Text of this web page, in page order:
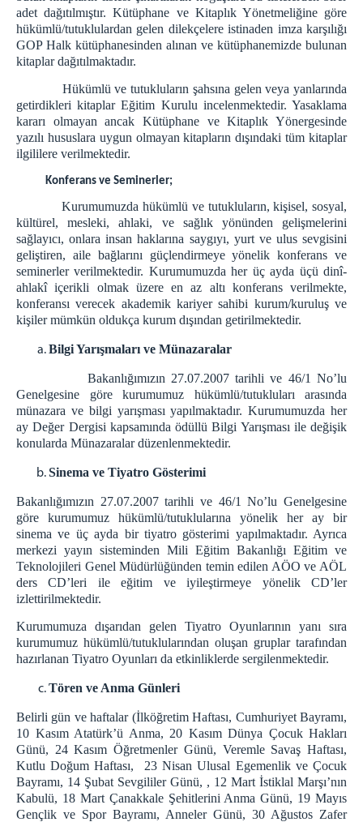
adet dağıtılmıştır. Kütüphane ve Kitaplık Yönetmeliğine göre
hükümlü/tutuklulardan gelen dilekçelere istinaden imza karşılığı
GOP Halk kütüphanesinden alınan ve kütüphanemizde bulunan
kitaplar dağıtılmaktadır.
Hükümlü ve tutukluların şahsına gelen veya yanlarında
getirdikleri kitaplar Eğitim Kurulu incelenmektedir. Yasaklama
kararı olmayan ancak Kütüphane ve Kitaplık Yönergesinde
yazılı hususlara uygun olmayan kitapların dışındaki tüm kitaplar
ilgililere verilmektedir.
Konferans ve Seminerler;
Kurumumuzda hükümlü ve tutukluların, kişisel, sosyal,
kültürel, mesleki, ahlaki, ve sağlık yönünden gelişmelerini
sağlayıcı, onlara insan haklarına saygıyı, yurt ve ulus sevgisini
geliştiren, aile bağlarını güçlendirmeye yönelik konferans ve
seminerler verilmektedir. Kurumumuzda her üç ayda üçü dinî-
ahlakî içerikli olmak üzere en az altı konferans verilmekte,
konferansı verecek akademik kariyer sahibi kurum/kuruluş ve
kişiler mümkün oldukça kurum dışından getirilmektedir.
Bilgi Yarışmaları ve Münazaralar
Bakanlığımızın 27.07.2007 tarihli ve 46/1 No’lu
Genelgesine göre kurumumuz hükümlü/tutukluları arasında
münazara ve bilgi yarışması yapılmaktadır. Kurumumuzda her
ay Değer Dergisi kapsamında ödüllü Bilgi Yarışması ile değişik
konularda Münazaralar düzenlenmektedir.
Sinema ve Tiyatro Gösterimi
Bakanlığımızın 27.07.2007 tarihli ve 46/1 No’lu Genelgesine
göre kurumumuz hükümlü/tutuklularına yönelik her ay bir
sinema ve üç ayda bir tiyatro gösterimi yapılmaktadır. Ayrıca
merkezi yayın sisteminden Mili Eğitim Bakanlığı Eğitim ve
Teknolojileri Genel Müdürlüğünden temin edilen AÖO ve AÖL
ders CD’leri ile eğitim ve iyileştirmeye yönelik CD’ler
izlettirilmektedir.
Kurumumuza dışarıdan gelen Tiyatro Oyunlarının yanı sıra
kurumumuz hükümlü/tutuklularından oluşan gruplar tarafından
hazırlanan Tiyatro Oyunları da etkinliklerde sergilenmektedir.
Tören ve Anma Günleri
Belirli gün ve haftalar (İlköğretim Haftası, Cumhuriyet Bayramı,
10 Kasım Atatürk’ü Anma, 20 Kasım Dünya Çocuk Hakları
Günü, 24 Kasım Öğretmenler Günü, Veremle Savaş Haftası,
Kutlu Doğum Haftası, 23 Nisan Ulusal Egemenlik ve Çocuk
Bayramı, 14 Şubat Sevgililer Günü, , 12 Mart İstiklal Marşı’nın
Kabulü, 18 Mart Çanakkale Şehitlerini Anma Günü, 19 Mayıs
Gençlik ve Spor Bayramı, Anneler Günü, 30 Ağustos Zafer